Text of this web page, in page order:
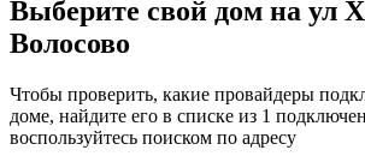
Выберите свой дом на ул
Волосово
Чтобы проверить, какие провайдеры
доме, найдите его в списке из 1
воспользуйтесь поиском по адресу